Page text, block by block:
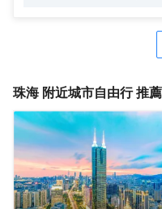
配套有餐廳、洗衣房、健
適住宿的同時，也能輕鬆
保賓客能夠享受到賓至如
本地特色菜，展現 珠海飲
洗衣機，賓客在忙碌之
的健身房房配備有跑步機
材，即便身處旅途，也能
是東呈集團旗下中高端服
當地”為品牌理念，融合
珠海 附近城市自由行 推薦